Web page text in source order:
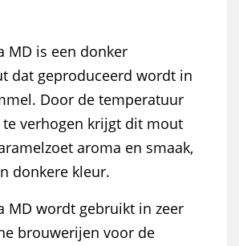
MD is een donker
dat geproduceerd wordt in
Door de temperatuur
verhogen krijgt dit mout
aroma en smaak,
donkere kleur.
MD wordt gebruikt in zeer
brouwerijen voor de